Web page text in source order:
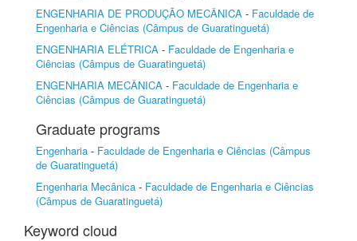
ENGENHARIA DE PRODUÇÃO MECÂNICA - Faculdade de
Engenharia e Ciências (Câmpus de Guaratinguetá)
ENGENHARIA ELÉTRICA - Faculdade de Engenharia e
Ciências (Câmpus de Guaratinguetá)
ENGENHARIA MECÂNICA - Faculdade de Engenharia e
Ciências (Câmpus de Guaratinguetá)
Graduate programs
Engenharia - Faculdade de Engenharia e Ciências (Câmpus
de Guaratinguetá)
Engenharia Mecânica - Faculdade de Engenharia e Ciências
(Câmpus de Guaratinguetá)
Keyword cloud